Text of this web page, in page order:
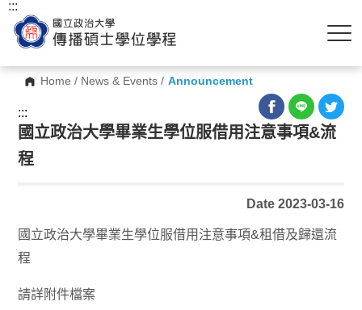
Home / News & Events / Announcement
:::
:::
國立政治大學畢業生學位服借用注意事項&流
程
Date 2023-03-16
國立政治大學畢業生學位服借用注意事項&租借及歸還流
程
請詳附件檔案